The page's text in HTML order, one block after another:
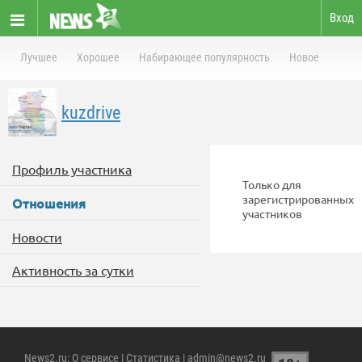
Вход
Лучшее Хорошее Набирающее популярность Новое
kuzdrive
Профиль участника
Отношения
Новости
Активность за сутки
Только для
зарегистрированных
участников
News2.ru: О сервисе | Статистика | admin@news2.ru